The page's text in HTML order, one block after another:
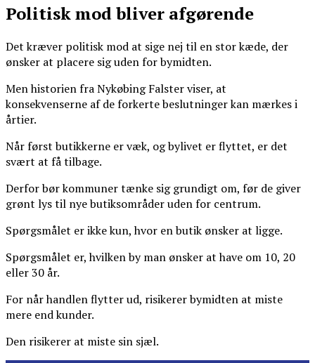
Politisk mod bliver afgørende
Det kræver politisk mod at sige nej til en stor kæde, der
ønsker at placere sig uden for bymidten.
Men historien fra Nykøbing Falster viser, at
konsekvenserne af de forkerte beslutninger kan mærkes i
årtier.
Når først butikkerne er væk, og bylivet er flyttet, er det
svært at få tilbage.
Derfor bør kommuner tænke sig grundigt om, før de giver
grønt lys til nye butiksområder uden for centrum.
Spørgsmålet er ikke kun, hvor en butik ønsker at ligge.
Spørgsmålet er, hvilken by man ønsker at have om 10, 20
eller 30 år.
For når handlen flytter ud, risikerer bymidten at miste
mere end kunder.
Den risikerer at miste sin sjæl.